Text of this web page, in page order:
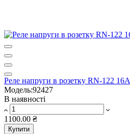
Реле напруги в розетку RN-122 16A
Модель:92427
В наявності
1100.00 ₴
Купити